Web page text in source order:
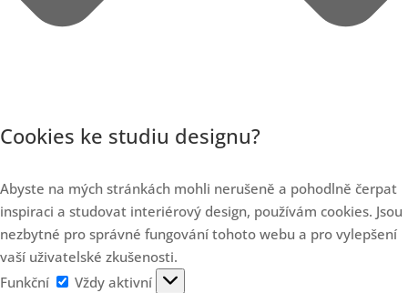
Cookies ke studiu designu?
Abyste na mých stránkách mohli nerušeně a pohodlně čerpat
inspiraci a studovat interiérový design, používám cookies. Jsou
nezbytné pro správné fungování tohoto webu a pro vylepšení
vaší uživatelské zkušenosti.
Funkční
Funkční
Vždy aktivní